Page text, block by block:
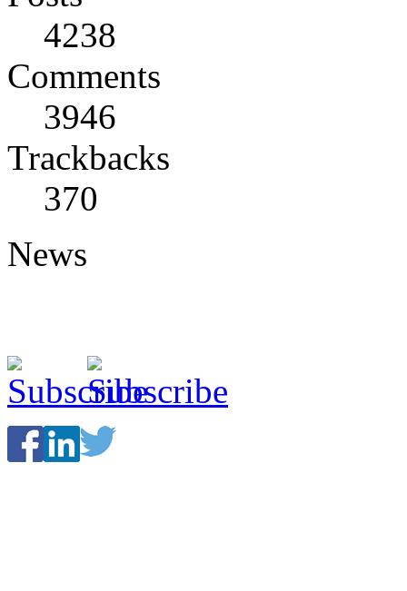
4238
Comments
3946
Trackbacks
370
News